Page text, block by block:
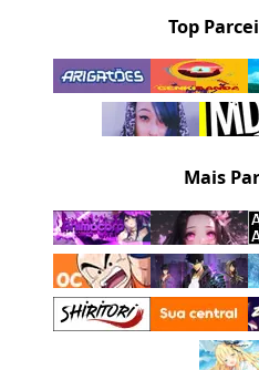
Top
Mais